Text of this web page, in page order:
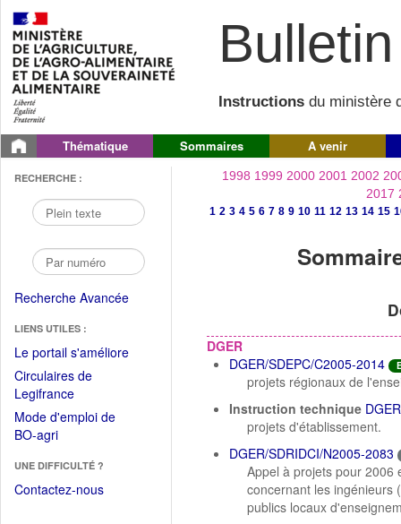
Instructions du ministère
Thématique Sommaires A venir
RECHERCHE :
Recherche Avancée
LIENS UTILES :
Le portail s'améliore(Fichier
Circulaires de
Legifrance(Ouvrir
dans
une
fenêtre)
Mode d'emploi de
BO-agri(Ouvrir
une
nouvelle
UNE DIFFICULTÉ ?
Contactez-nous
1998 1999 2000 2001 2002
2017
1 2 3 4 5 6 7 8 9 10 11 12 13 14 15
DGER
DGER/SDEPC/C2005-2014
projets régionaux de
Instruction technique
projets d'établissement.
DGER/SDRIDCI/N2005-2083
Appel à projets pour 2006
concernant les ingénieurs
publics locaux